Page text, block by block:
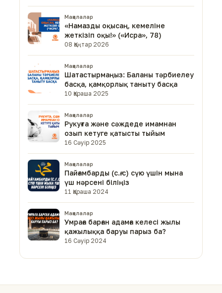
Мақалалар
«Намазды оқысаң, кемеліне
жеткізіп оқы!» («Исра», 78)
08 Қаңтар 2026
Мақалалар
Шатастырмаңыз: Баланы тәрбиелеу
басқа, қамқорлық таныту басқа
10 Қараша 2025
Мақалалар
Рукуғта және сәждеде имамнан
озып кетуге қатысты тыйым
16 Сәуір 2025
Мақалалар
Пайғамбарды (с.ғ.с) сүю үшін мына
үш нәрсені біліңіз
11 Қараша 2024
Мақалалар
Умраға барған адамға келесі жылы
қажылыққа баруы парыз ба?
16 Сәуір 2024